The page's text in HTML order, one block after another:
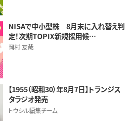
NISAで中小型株 8月末に入れ替え判
定！次期TOPIX新規採用候…
岡村 友哉
【1955（昭和30）年8月7日】トランジス
タラジオ発売
トウシル編集チーム